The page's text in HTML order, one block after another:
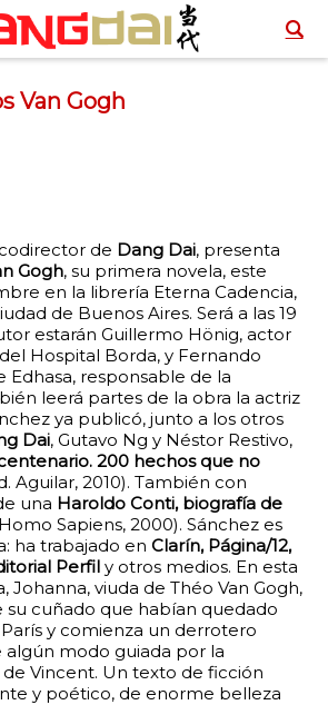
Van Gogh
de Dang Dai, presenta
Gogh, su primera novela, este
en la librería Eterna Cadencia,
de Buenos Aires. Será a las 19
estarán Guillermo Hönig, actor
Hospital Borda, y Fernando
Edhasa, responsable de la
leerá partes de la obra la actriz
ya publicó, junto a los otros
Dai, Gutavo Ng y Néstor Restivo,
200 hechos que no
Aguilar, 2010). También con
una Haroldo Conti, biografía de
Sapiens, 2000). Sánchez es
ha trabajado enClarín, Página/12,
Perfil y otros medios. En esta
Johanna, viuda de Théo Van Gogh,
su cuñado que habían quedado
y comienza un derrotero
modo guiada por la
Vincent. Un texto de ficción
y poético, de enorme belleza